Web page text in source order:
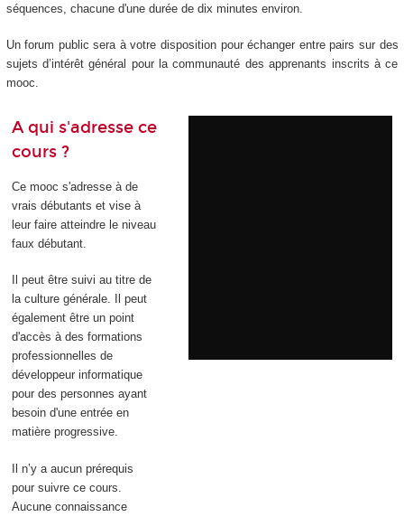
séquences, chacune d'une durée de dix minutes environ.
Un forum public sera à votre disposition pour échanger entre pairs sur des
sujets d’intérêt général pour la communauté des apprenants inscrits à ce
mooc.
A qui s'adresse ce
cours ?
Ce mooc s'adresse à de
vrais débutants et vise à
leur faire atteindre le niveau
faux débutant.
Il peut être suivi au titre de
la culture générale. Il peut
également être un point
d'accès à des formations
professionnelles de
développeur informatique
pour des personnes ayant
besoin d'une entrée en
matière progressive.
Il n’y a aucun prérequis
pour suivre ce cours.
Aucune connaissance